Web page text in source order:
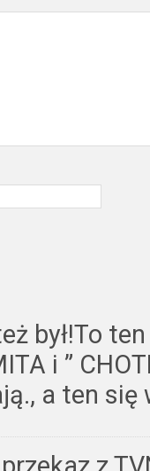
był!To
i ”
a ten się